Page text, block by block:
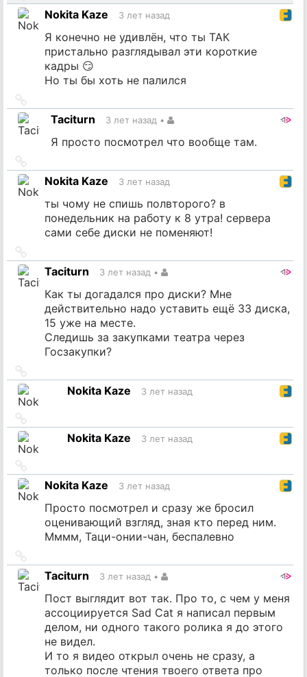
на
источник
Nokita Kaze 3 лет назад
Я конечно не удивлён, что ты ТАК
пристально разглядывал эти короткие
кадры 😏
Но ты бы хоть не палился
на
источникTaciturn 3 лет назад •
Я просто посмотрел что вообще там.
на
источник
Nokita Kaze 3 лет назад
ты чому не спишь полвторого? в
понедельник на работу к 8 утра! сервера
сами себе диски не поменяют!
на
источник
Taciturn 3 лет назад •
Как ты догадался про диски? Мне
действительно надо уставить ещё 33 диска,
15 уже на месте.
Следишь за закупками театра через
Госзакупки?
на
источникNokita Kaze 3 лет назад
на
источникNokita Kaze 3 лет назад
на
источник
Nokita Kaze 3 лет назад
Просто посмотрел и сразу же бросил
оценивающий взгляд, зная кто перед ним.
Мммм, Таци-онии-чан, беспалевно
на
источник
Taciturn 3 лет назад •
Пост выглядит вот так. Про то, с чем у меня
ассоциируется Sad Cat я написал первым
делом, ни одного такого ролика я до этого
не видел.
И то я видео открыл очень не сразу, а
только после чтения твоего ответа про